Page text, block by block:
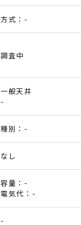
方式：-
調査中
一般天井
-
種別：-
なし
容量：-
電気代：-
-